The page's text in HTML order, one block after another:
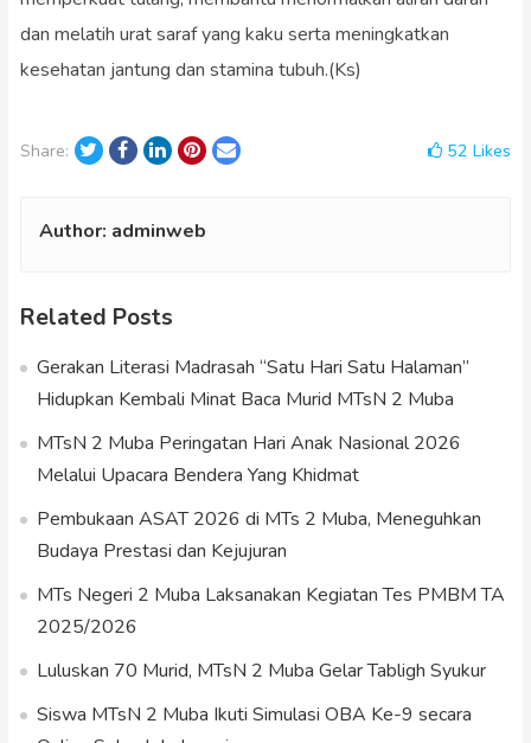
dan melatih urat saraf yang kaku serta meningkatkan
kesehatan jantung dan stamina tubuh.(Ks)
Share: TwitterFacebook
LinkedInPinterest
Email 52Likes
Author: adminweb
Related Posts
Gerakan Literasi Madrasah “Satu Hari Satu Halaman”
Hidupkan Kembali Minat Baca Murid MTsN 2 Muba
MTsN 2 Muba Peringatan Hari Anak Nasional 2026
Melalui Upacara Bendera Yang Khidmat
Pembukaan ASAT 2026 di MTs 2 Muba, Meneguhkan
Budaya Prestasi dan Kejujuran
MTs Negeri 2 Muba Laksanakan Kegiatan Tes PMBM TA
2025/2026
Luluskan 70 Murid, MTsN 2 Muba Gelar Tabligh Syukur
Siswa MTsN 2 Muba Ikuti Simulasi OBA Ke-9 secara